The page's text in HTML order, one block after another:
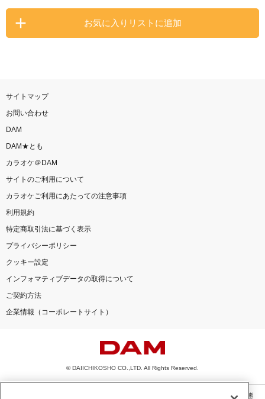
家族や友達と一緒に！練習にも！
お気に入りリストに追加
サイトマップ
お問い合わせ
DAM
DAM★とも
カラオケ＠DAM
サイトのご利用について
カラオケご利用にあたっての注意事項
利用規約
特定商取引法に基づく表示
プライバシーポリシー
クッキー設定
インフォマティブデータの取得について
ご契約方法
企業情報（コーポレートサイト）
© DAIICHIKOSHO CO.,LTD. All Rights Reserved.
このサイトに掲載されている一切の文章・画像・写真・動画・音声等を、手段や形態